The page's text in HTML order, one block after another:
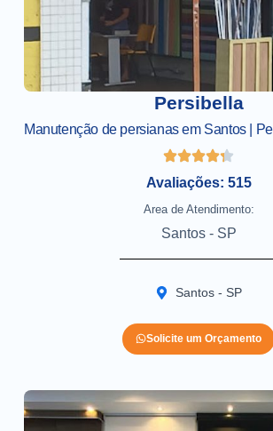
Persibella
Manutenção de persianas em Santos |
Avaliações: 515
Area de Atendimento:
Santos - SP
Santos - SP
Solicite um Orçamento